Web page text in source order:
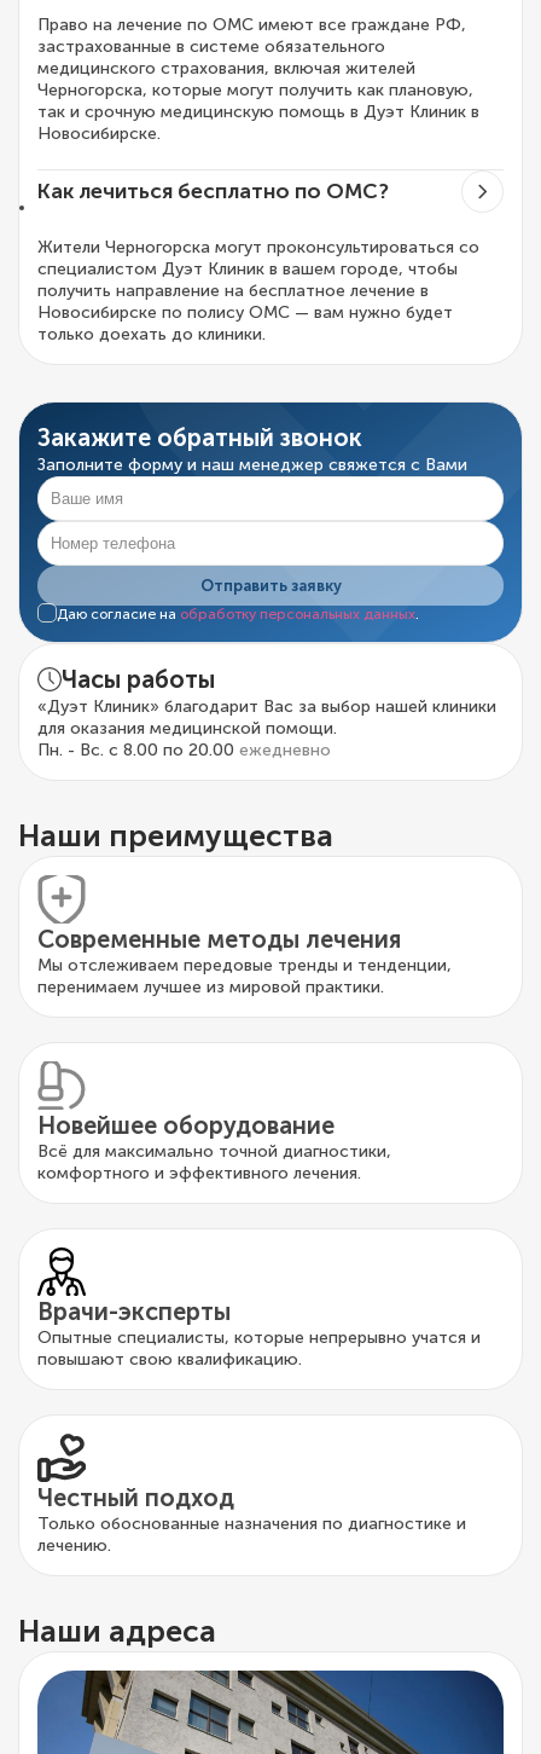
Право на лечение по ОМС имеют все граждане РФ,
застрахованные в системе обязательного
медицинского страхования, включая жителей
Черногорска, которые могут получить как плановую,
так и срочную медицинскую помощь в Дуэт Клиник в
Новосибирске.
Как лечиться бесплатно по ОМС?
Жители Черногорска могут проконсультироваться со
специалистом Дуэт Клиник в вашем городе, чтобы
получить направление на бесплатное лечение в
Новосибирске по полису ОМС — вам нужно будет
только доехать до клиники.
Закажите обратный звонок
Заполните форму и наш менеджер свяжется с Вами
Отправить заявку
Даю согласие на обработку персональных данных
Часы работы
«Дуэт Клиник» благодарит Вас за выбор нашей клиники
для оказания медицинской помощи.
Пн. - Вс. с 8.00 по 20.00 ежедневно
Наши преимущества
Современные методы лечения
Мы отслеживаем передовые тренды и тенденции,
перенимаем лучшее из мировой практики.
Новейшее оборудование
Всё для максимально точной диагностики,
комфортного и эффективного лечения.
Врачи-эксперты
Опытные специалисты, которые непрерывно учатся и
повышают свою квалификацию.
Честный подход
Только обоснованные назначения по диагностике и
лечению.
Наши адреса